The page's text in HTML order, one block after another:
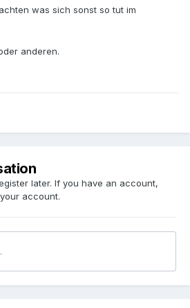
was sich sonst so tut im
anderen.
later. If you have an account,
account.